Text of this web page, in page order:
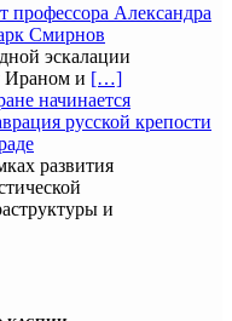
профессора Александра
Смирнов
эскалации
Ираном и […]
начинается
русской крепости
развития
и